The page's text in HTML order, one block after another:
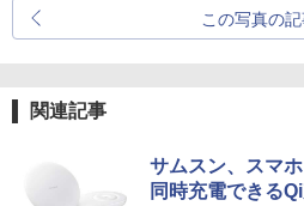
この写真の
関連記事
サムスン、スマ
同時充電できる